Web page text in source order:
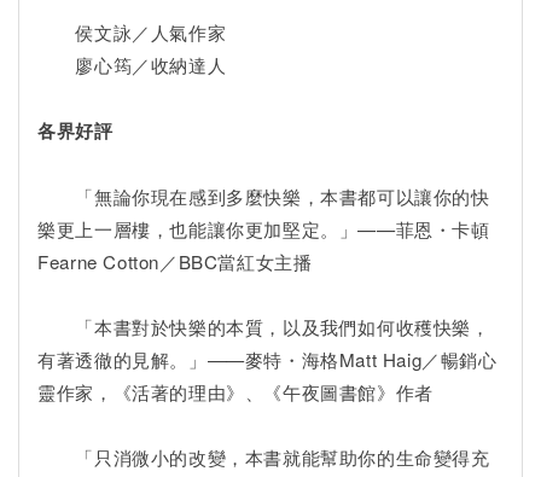
侯文詠／人氣作家
廖心筠／收納達人
各界好評
「無論你現在感到多麼快樂，本書都可以讓你的快
樂更上一層樓，也能讓你更加堅定。」——菲恩・卡頓
Fearne Cotton／BBC當紅女主播
「本書對於快樂的本質，以及我們如何收穫快樂，
有著透徹的見解。」——麥特・海格Matt Haig／暢銷心
靈作家，《活著的理由》、《午夜圖書館》作者
「只消微小的改變，本書就能幫助你的生命變得充